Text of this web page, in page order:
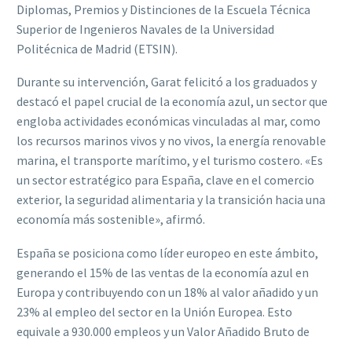
Diplomas, Premios y Distinciones de la Escuela Técnica
Superior de Ingenieros Navales de la Universidad
Politécnica de Madrid (ETSIN).
Durante su intervención, Garat felicitó a los graduados y
destacó el papel crucial de la economía azul, un sector que
engloba actividades económicas vinculadas al mar, como
los recursos marinos vivos y no vivos, la energía renovable
marina, el transporte marítimo, y el turismo costero. «Es
un sector estratégico para España, clave en el comercio
exterior, la seguridad alimentaria y la transición hacia una
economía más sostenible», afirmó.
España se posiciona como líder europeo en este ámbito,
generando el 15% de las ventas de la economía azul en
Europa y contribuyendo con un 18% al valor añadido y un
23% al empleo del sector en la Unión Europea. Esto
equivale a 930.000 empleos y un Valor Añadido Bruto de